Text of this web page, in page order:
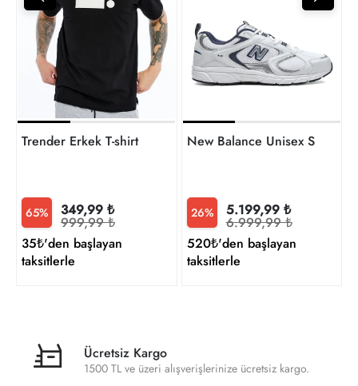
Trender Erkek T-shirt
65% 349,99 ₺
999,99 ₺
35₺'den başlayan
taksitlerle
New Balance Unisex Sneaker
26% 5.199,99 ₺
6.999,99 ₺
520₺'den başlayan
taksitlerle
Ücretsiz Kargo
1500 TL ve üzeri alışverişlerinize ücretsiz kargo.